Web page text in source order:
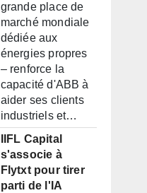
grande place de
marché mondiale
dédiée aux
énergies propres
– renforce la
capacité d'ABB à
aider ses clients
industriels et…
IIFL Capital
s'associe à
Flytxt pour tirer
parti de l'IA